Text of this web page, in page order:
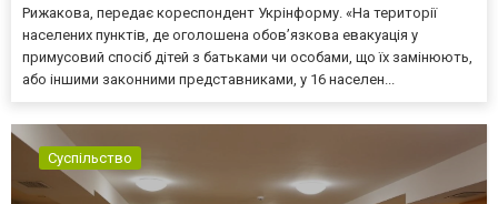
Рижакова, передає кореспондент Укрінформу. «На території
населених пунктів, де оголошена обов’язкова евакуація у
примусовий спосіб дітей з батьками чи особами, що їх замінюють,
або іншими законними представниками, у 16 населен...
Суспільство